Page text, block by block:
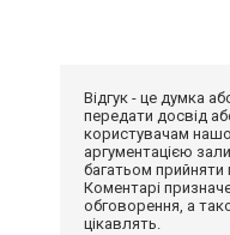
Відгук - це думка
передати досвід
користувачам
аргументацією
багатьом
Коментарі
обговорення, а
цікавлять.